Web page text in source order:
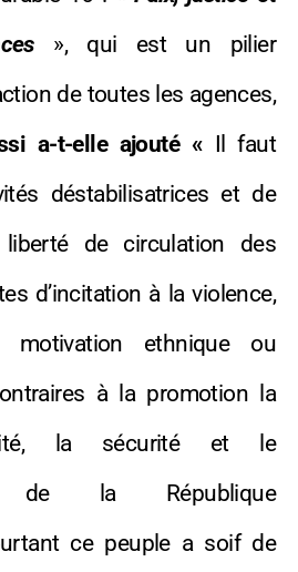
», qui est un pilier
de toutes les agences,
a-t-elle ajouté « Il faut
déstabilisatrices et de
de circulation des
d’incitation à la violence,
ethnique ou
à la promotion la
la sécurité et le
de la République
ce peuple a soif de